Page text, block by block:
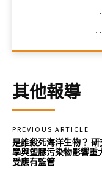
其他報導
PREVIOUS ARTICLE
是誰殺死海洋生物？ 研
學與塑膠污染物影響重
受應有監管